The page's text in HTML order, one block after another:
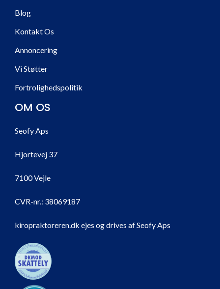
Blog
Kontakt Os
Annoncering
Vi Støtter
Fortrolighedspolitik
OM OS
Seofy Aps
Hjortevej 37
7100 Vejle
CVR-nr.: 38069187
kiropraktoreren.dk ejes og drives af Seofy Aps